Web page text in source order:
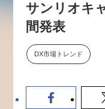
セミナー
サンリオキ
間発表
DX市場トレンド